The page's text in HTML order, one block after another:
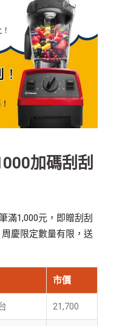
加碼刮刮
滿1,000元，即贈刮刮
慶限定數量有限，送
市價
21,700